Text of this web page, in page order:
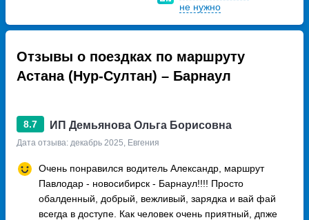
не нужно
Отзывы о поездках по маршруту
Астана (Нур-Султан) – Барнаул
8.7 ИП Демьянова Ольга Борисовна
Дата отзыва: декабрь 2025, Евгения
Очень понравился водитель Александр, маршрут
Павлодар - новосибирск - Барнаул!!!! Просто
обалденный, добрый, вежливый, зарядка и вай фай
всегда в доступе. Как человек очень приятный, дпже